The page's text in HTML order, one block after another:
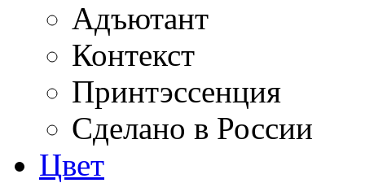
Адъютант
Контекст
Принтэссенция
Сделано в России
Цвет